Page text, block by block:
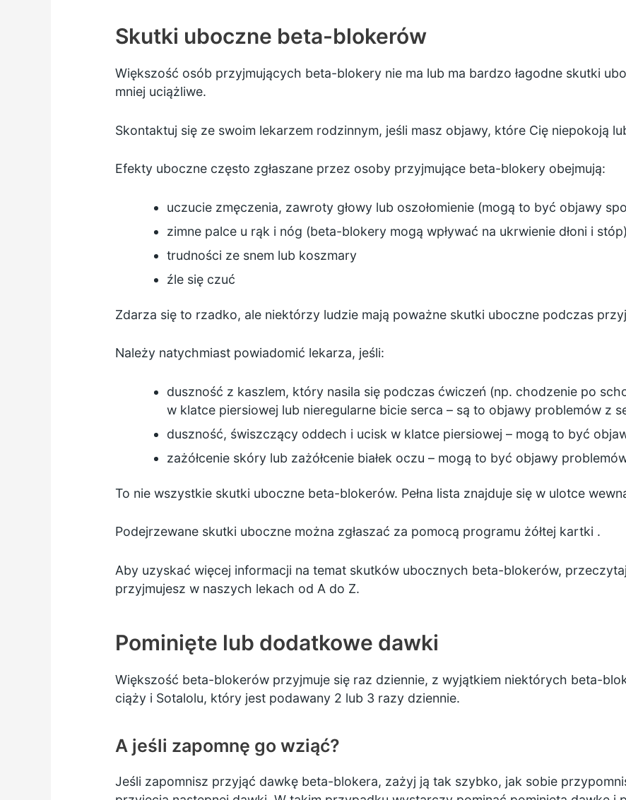
Skutki uboczne beta-blokerów
Większość osób przyjmujących beta-blokery nie ma lub ma bardzo łagodne skutki
mniej uciążliwe.
Skontaktuj się ze swoim lekarzem rodzinnym, jeśli masz objawy, które Cię niepokoją
Efekty uboczne często zgłaszane przez osoby przyjmujące beta-blokery obejmują:
uczucie zmęczenia, zawroty głowy lub oszołomienie (mogą to być objawy
zimne palce u rąk i nóg (beta-blokery mogą wpływać na ukrwienie dłoni i stóp)
trudności ze snem lub koszmary
źle się czuć
Zdarza się to rzadko, ale niektórzy ludzie mają poważne skutki uboczne podczas
Należy natychmiast powiadomić lekarza, jeśli:
duszność z kaszlem, który nasila się podczas ćwiczeń (np. chodzenie po
w klatce piersiowej lub nieregularne bicie serca – są to objawy problemów z
duszność, świszczący oddech i ucisk w klatce piersiowej – mogą to być
zażółcenie skóry lub zażółcenie białek oczu – mogą to być objawy
To nie wszystkie skutki uboczne beta-blokerów. Pełna lista znajduje się w ulotce
Podejrzewane skutki uboczne można zgłaszać za pomocą programu żółtej kartki .
Aby uzyskać więcej informacji na temat skutków ubocznych beta-blokerów,
przyjmujesz w naszych lekach od A do Z.
Pominięte lub dodatkowe dawki
Większość beta-blokerów przyjmuje się raz dziennie, z wyjątkiem niektórych beta-
ciąży i Sotalolu, który jest podawany 2 lub 3 razy dziennie.
A jeśli zapomnę go wziąć?
Jeśli zapomnisz przyjąć dawkę beta-blokera, zażyj ją tak szybko, jak sobie